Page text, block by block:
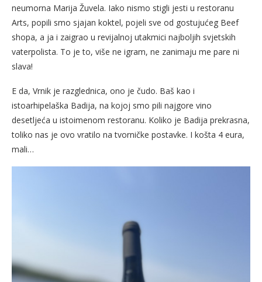
neumorna Marija Žuvela. Iako nismo stigli jesti u restoranu
Arts, popili smo sjajan koktel, pojeli sve od gostujućeg Beef
shopa, a ja i zaigrao u revijalnoj utakmici najboljih svjetskih
vaterpolista. To je to, više ne igram, ne zanimaju me pare ni
slava!
E da, Vrnik je razglednica, ono je čudo. Baš kao i
istoarhipelaška Badija, na kojoj smo pili najgore vino
desetljeća u istoimenom restoranu. Koliko je Badija prekrasna,
toliko nas je ovo vratilo na tvorničke postavke. I košta 4 eura,
mali…